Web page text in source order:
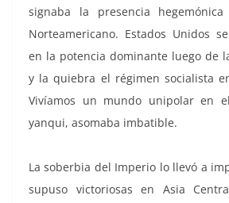
signaba la presencia
Norteamericano. Estados Unidos
en la potencia dominante luego de
y la quiebra el régimen socialista
Vivíamos un mundo unipolar en
yanqui, asomaba imbatible.
La soberbia del Imperio lo llevó a
supuso victoriosas en Asia